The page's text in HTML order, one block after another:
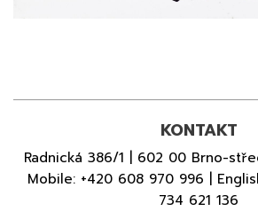
KONTAKT
Radnická 386/1 | 602 00 Brno-
Mobile: +420 608 970 996 |
734 621 136